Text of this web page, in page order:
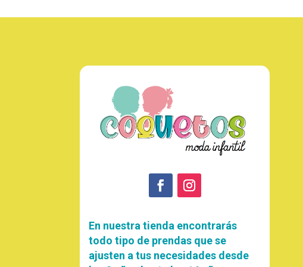
En nuestra tienda encontrarás
todo tipo de prendas que se
ajusten a tus necesidades desde